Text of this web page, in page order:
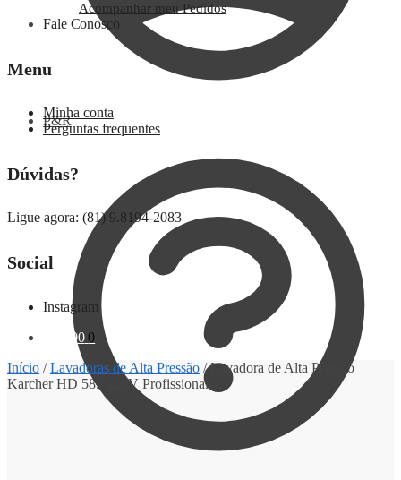
P&R
Acompanhar meu Pedidos
Fale Conosco
Menu
Minha conta
Perguntas frequentes
Dúvidas?
Ligue agora: (81) 9.8194-2083
Social
Instagram
0,00 0
Início /Lavadoras de Alta Pressão /Lavadora de Alta Pressão
Karcher HD 585 220V Profissional